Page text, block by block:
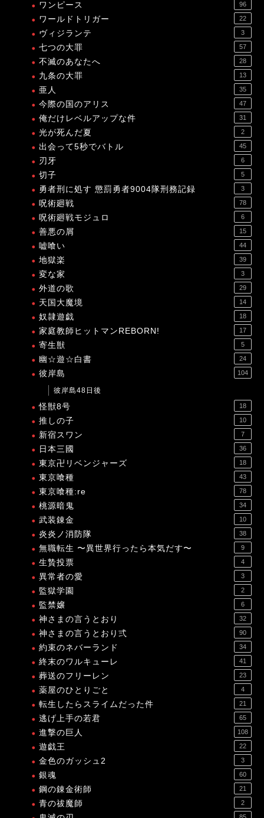
ワンピース 96
ワールドトリガー 22
ヴィジランテ 3
七つの大罪 57
不滅のあなたへ 28
九条の大罪 13
亜人 35
今際の国のアリス 47
俺だけレベルアップな件 31
光が死んだ夏 2
出会って5秒でバトル 45
刃牙 6
切子 5
勇者刑に処す 懲罰勇者9004隊刑務記録 3
呪術廻戦 78
呪術廻戦モジュロ 6
善悪の屑 15
嘘喰い 44
地獄楽 39
変な家 3
外道の歌 29
天国大魔境 14
奴隷遊戯 18
家庭教師ヒットマンREBORN! 17
寄生獣 5
幽☆遊☆白書 24
彼岸島 104
彼岸島48日後
怪獣8号 18
推しの子 10
新宿スワン 7
日本三國 36
東京卍リベンジャーズ 18
東京喰種 43
東京喰種:re 78
桃源暗鬼 34
武装錬金 10
炎炎ノ消防隊 38
無職転生 〜異世界行ったら本気だす〜 9
生贄投票 4
異常者の愛 3
監獄学園 2
監禁嬢 6
神さまの言うとおり 32
神さまの言うとおり弍 90
約束のネバーランド 34
終末のワルキューレ 41
葬送のフリーレン 23
薬屋のひとりごと 4
転生したらスライムだった件 21
逃げ上手の若君 65
進撃の巨人 108
遊戯王 22
金色のガッシュ2 3
銀魂 60
鋼の錬金術師 21
青の祓魔師 2